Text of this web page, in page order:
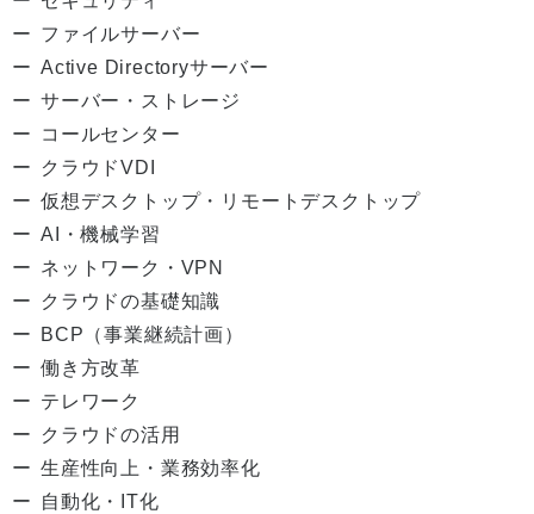
ファイルサーバー
Active Directoryサーバー
サーバー・ストレージ
コールセンター
クラウドVDI
仮想デスクトップ・リモートデスクトップ
AI・機械学習
ネットワーク・VPN
クラウドの基礎知識
BCP（事業継続計画）
働き方改革
テレワーク
クラウドの活用
生産性向上・業務効率化
自動化・IT化